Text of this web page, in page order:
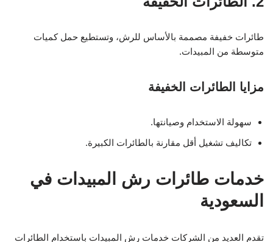
طائرات خفيفة مصممة بالأساس للرش، وتستطيع حمل كميات
متوسطة من المبيدات.
مزايا الطائرات الخفيفة
سهولة الاستخدام وصيانتها.
تكاليف تشغيل أقل مقارنة بالطائرات الكبيرة.
خدمات طائرات رش المبيدات في
السعودية
تقدم العديد من الشركات خدمات رش المبيدات باستخدام الطائرات